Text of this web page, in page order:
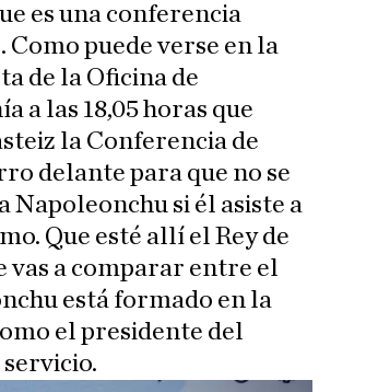
es una conferencia
puede verse en la
de la Oficina de
a las 18,05 horas que
la Conferencia de
delante para que no se
Napoleonchu si él asiste a
Que esté allí el Rey de
vas a comparar entre el
está formado en la
el presidente del
servicio.